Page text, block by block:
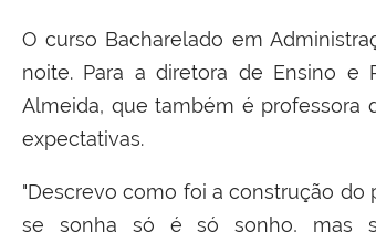
O curso Bacharelado em
noite. Para a diretora de Ensino e
Almeida, que também é professora
expectativas.
"Descrevo como foi a construção do
se sonha só é só sonho, mas